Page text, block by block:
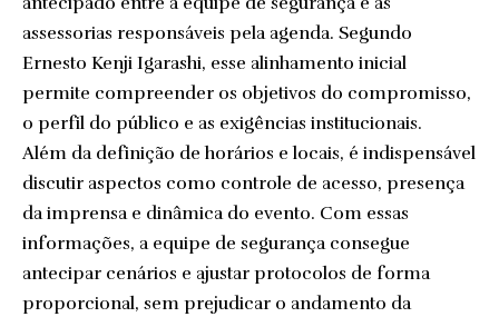
assessorias responsáveis pela agenda. Segundo
Ernesto Kenji Igarashi, esse alinhamento inicial
permite compreender os objetivos do compromisso,
o perfil do público e as exigências institucionais.
Além da definição de horários e locais, é indispensável
discutir aspectos como controle de acesso, presença
da imprensa e dinâmica do evento. Com essas
informações, a equipe de segurança consegue
antecipar cenários e ajustar protocolos de forma
proporcional, sem prejudicar o andamento da